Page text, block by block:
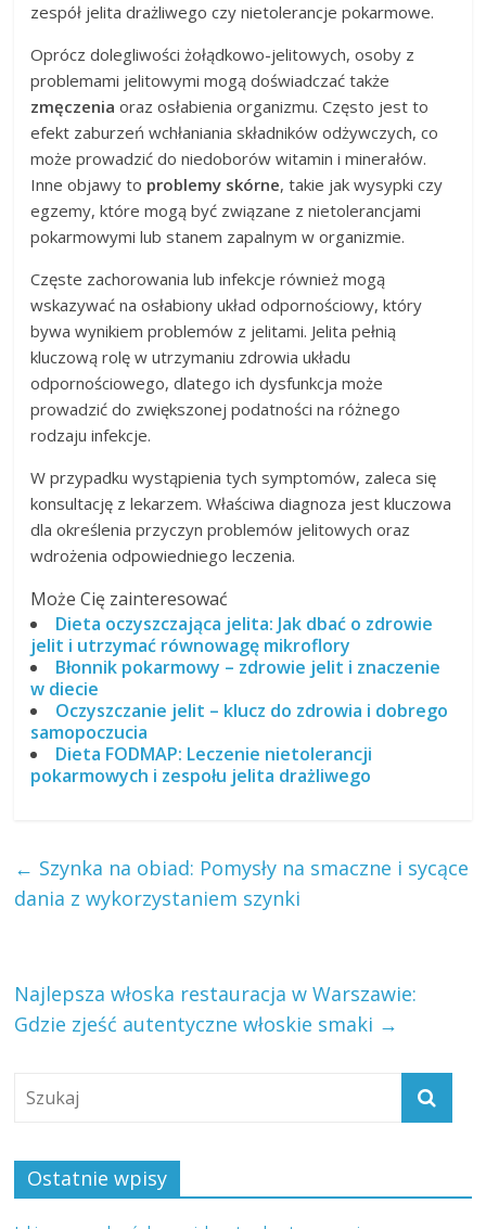
zespół jelita drażliwego czy nietolerancje pokarmowe.
Oprócz dolegliwości żołądkowo-jelitowych, osoby z
problemami jelitowymi mogą doświadczać także
zmęczenia oraz osłabienia organizmu. Często jest to
efekt zaburzeń wchłaniania składników odżywczych, co
może prowadzić do niedoborów witamin i minerałów.
Inne objawy to problemy skórne, takie jak wysypki czy
egzemy, które mogą być związane z nietolerancjami
pokarmowymi lub stanem zapalnym w organizmie.
Częste zachorowania lub infekcje również mogą
wskazywać na osłabiony układ odpornościowy, który
bywa wynikiem problemów z jelitami. Jelita pełnią
kluczową rolę w utrzymaniu zdrowia układu
odpornościowego, dlatego ich dysfunkcja może
prowadzić do zwiększonej podatności na różnego
rodzaju infekcje.
W przypadku wystąpienia tych symptomów, zaleca się
konsultację z lekarzem. Właściwa diagnoza jest kluczowa
dla określenia przyczyn problemów jelitowych oraz
wdrożenia odpowiedniego leczenia.
Może Cię zainteresować
Dieta oczyszczająca jelita: Jak dbać o zdrowie
jelit i utrzymać równowagę mikroflory
Błonnik pokarmowy – zdrowie jelit i znaczenie
w diecie
Oczyszczanie jelit – klucz do zdrowia i dobrego
samopoczucia
Dieta FODMAP: Leczenie nietolerancji
pokarmowych i zespołu jelita drażliwego
← Szynka na obiad: Pomysły na smaczne i sycące
dania z wykorzystaniem szynki
Najlepsza włoska restauracja w Warszawie:
Gdzie zjeść autentyczne włoskie smaki →
Ostatnie wpisy